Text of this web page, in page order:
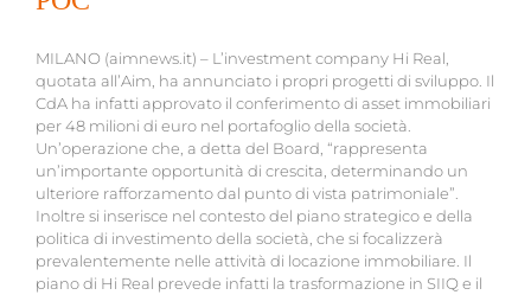
MILANO (aimnews.it) – L’investment company Hi Real,
quotata all’Aim, ha annunciato i propri progetti di sviluppo. Il
CdA ha infatti approvato il conferimento di asset immobiliari
per 48 milioni di euro nel portafoglio della società.
Un’operazione che, a detta del Board, “rappresenta
un’importante opportunità di crescita, determinando un
ulteriore rafforzamento dal punto di vista patrimoniale”.
Inoltre si inserisce nel contesto del piano strategico e della
politica di investimento della società, che si focalizzerà
prevalentemente nelle attività di locazione immobiliare. Il
piano di Hi Real prevede infatti la trasformazione in SIIQ e il